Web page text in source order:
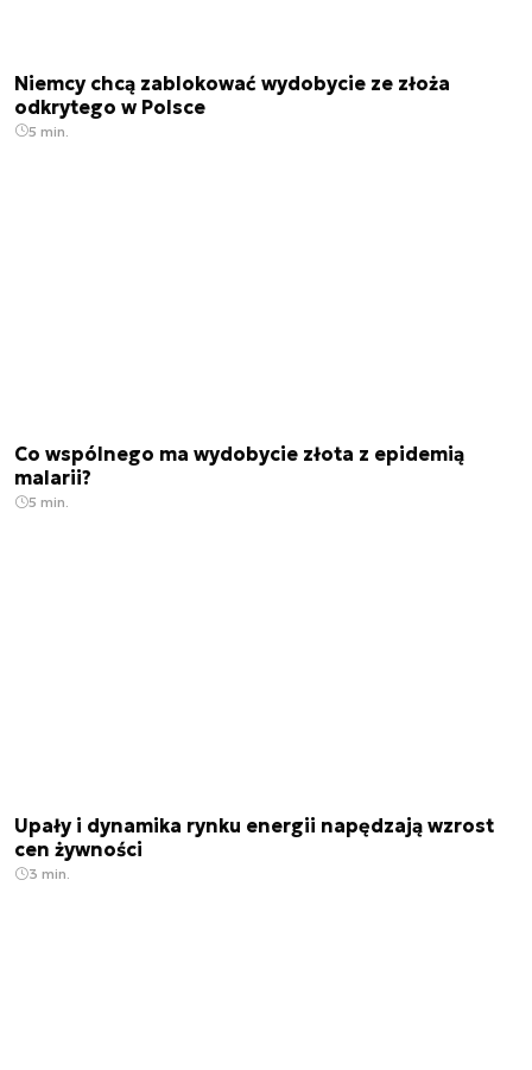
Niemcy chcą zablokować wydobycie ze złoża
odkrytego w Polsce
5 min.
Co wspólnego ma wydobycie złota z epidemią
malarii?
5 min.
Upały i dynamika rynku energii napędzają wzrost
cen żywności
3 min.